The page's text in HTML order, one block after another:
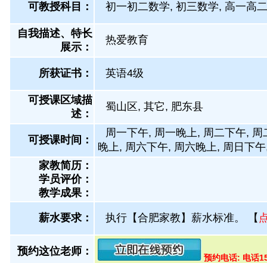
可教授科目： 初一初二数学, 初三数学, 高一高
自我描述、特长
展示 ：
热爱教育
所获证书 ： 英语4级
可授课区域描
述：
蜀山区, 其它, 肥东县
可授课时间：
周一下午, 周一晚上, 周二下午,
晚上, 周六下午, 周六晚上, 周日下
家教简历：
学员评价：
教学成果：
薪水要求： 执行【合肥家教】薪水标准。 【
预约这位老师：
预约电话: 电话